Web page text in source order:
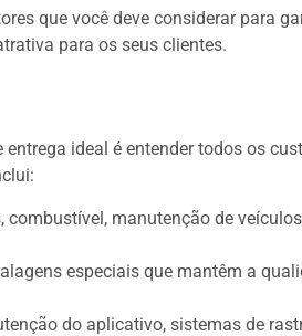
que você deve considerar para
para os seus clientes.
ideal é entender todos os
combustível, manutenção de
especiais que mantêm a
do aplicativo, sistemas de